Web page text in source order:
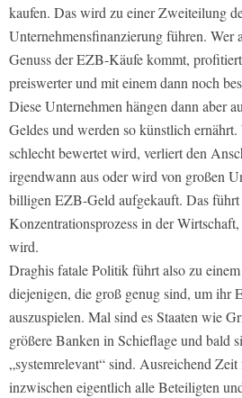
kaufen. Das wird zu einer Zweiteilung
Unternehmensfinanzierung führen. Wer
Genuss der EZB-Käufe kommt,
preiswerter und mit einem dann noch
Diese Unternehmen hängen dann aber
Geldes und werden so künstlich
schlecht bewertet wird, verliert den
irgendwann aus oder wird von großen
billigen EZB-Geld aufgekauft. Das führt
Konzentrationsprozess in der
wird.
Draghis fatale Politik führt also zu
diejenigen, die groß genug sind, um ihr
auszuspielen. Mal sind es Staaten wie
größere Banken in Schieflage und bald
„systemrelevant“ sind. Ausreichend
inzwischen eigentlich alle Beteiligten